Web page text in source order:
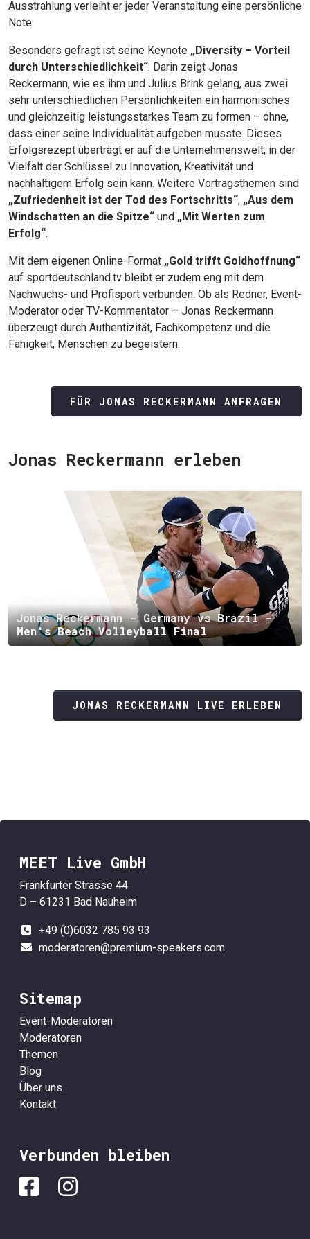
Ausstrahlung verleiht er jeder Veranstaltung eine persönliche
Note.
Besonders gefragt ist seine Keynote „Diversity – Vorteil
durch Unterschiedlichkeit“. Darin zeigt Jonas
Reckermann, wie es ihm und Julius Brink gelang, aus zwei
sehr unterschiedlichen Persönlichkeiten ein harmonisches
und gleichzeitig leistungsstarkes Team zu formen – ohne,
dass einer seine Individualität aufgeben musste. Dieses
Erfolgsrezept überträgt er auf die Unternehmenswelt, in der
Vielfalt der Schlüssel zu Innovation, Kreativität und
nachhaltigem Erfolg sein kann. Weitere Vortragsthemen sind
„Zufriedenheit ist der Tod des Fortschritts“, „Aus dem
Windschatten an die Spitze“ und „Mit Werten zum
Erfolg“.
Mit dem eigenen Online-Format „Gold trifft Goldhoffnung“
auf sportdeutschland.tv bleibt er zudem eng mit dem
Nachwuchs- und Profisport verbunden. Ob als Redner, Event-
Moderator oder TV-Kommentator – Jonas Reckermann
überzeugt durch Authentizität, Fachkompetenz und die
Fähigkeit, Menschen zu begeistern.
FÜR JONAS RECKERMANN ANFRAGEN
Jonas Reckermann erleben
Jonas Reckermann - Germany vs Brazil -
Men's Beach Volleyball Final
JONAS RECKERMANN LIVE ERLEBEN
MEET Live GmbH
Frankfurter Strasse 44
D – 61231 Bad Nauheim
+49 (0)6032 785 93 93
moderatoren@premium-speakers.com
Sitemap
Event-Moderatoren
Moderatoren
Themen
Blog
Über uns
Kontakt
Verbunden bleiben